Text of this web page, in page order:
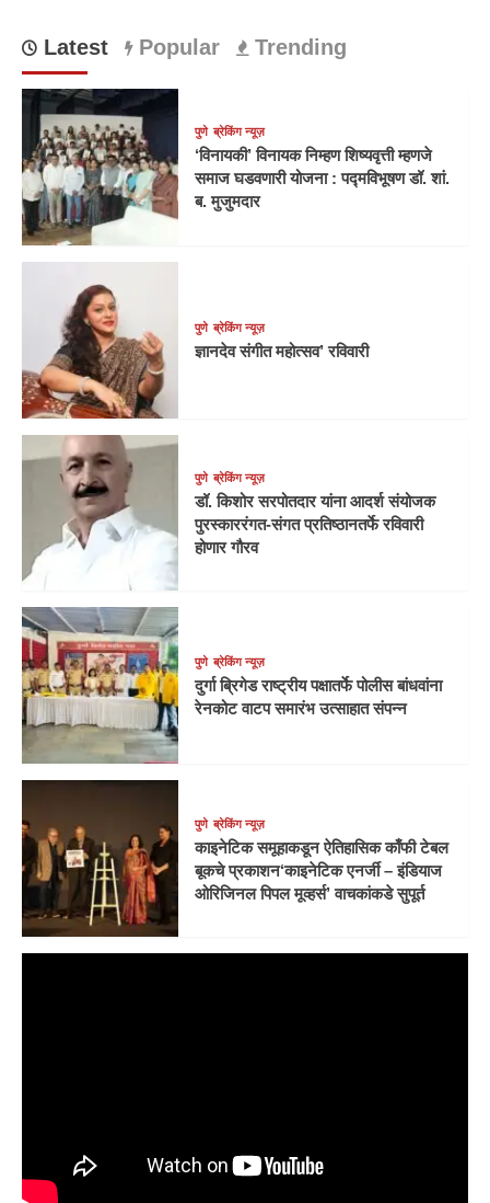
Latest Popular Trending
पुणे ब्रेकिंग न्यूज़
‘विनायकी’ विनायक निम्हण शिष्यवृत्ती म्हणजे
समाज घडवणारी योजना : पद्मविभूषण डॉ. शां.
ब. मुजुमदार
पुणे ब्रेकिंग न्यूज़
ज्ञानदेव संगीत महोत्सव’ रविवारी
पुणे ब्रेकिंग न्यूज़
डॉ. किशोर सरपोतदार यांना आदर्श संयोजक
पुरस्काररंगत-संगत प्रतिष्ठानतर्फे रविवारी
होणार गौरव
पुणे ब्रेकिंग न्यूज़
दुर्गा ब्रिगेड राष्ट्रीय पक्षातर्फे पोलीस बांधवांना
रेनकोट वाटप समारंभ उत्साहात संपन्न
पुणे ब्रेकिंग न्यूज़
काइनेटिक समूहाकडून ऐतिहासिक काँफी टेबल
बूकचे प्रकाशन‘काइनेटिक एनर्जी – इंडियाज
ओरिजिनल पिपल मूव्हर्स’ वाचकांकडे सुपूर्त